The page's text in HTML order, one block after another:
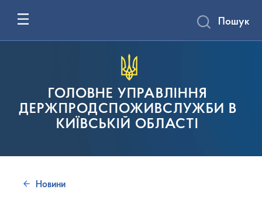
ГОЛОВНЕ УПРАВЛІННЯ
ДЕРЖПРОДСПОЖИВСЛУЖБИ В
КИЇВСЬКІЙ ОБЛАСТІ
Пошук
Новини